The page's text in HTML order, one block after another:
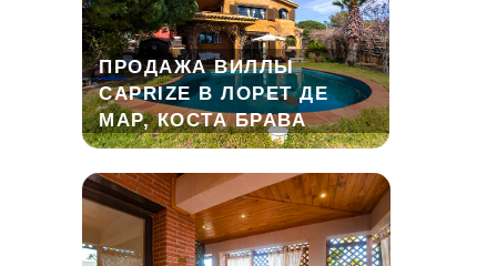
ПРОДАЖА ВИЛЛЫ
CAPRIZE В ЛОРЕТ ДЕ
МАР, КОСТА БРАВА